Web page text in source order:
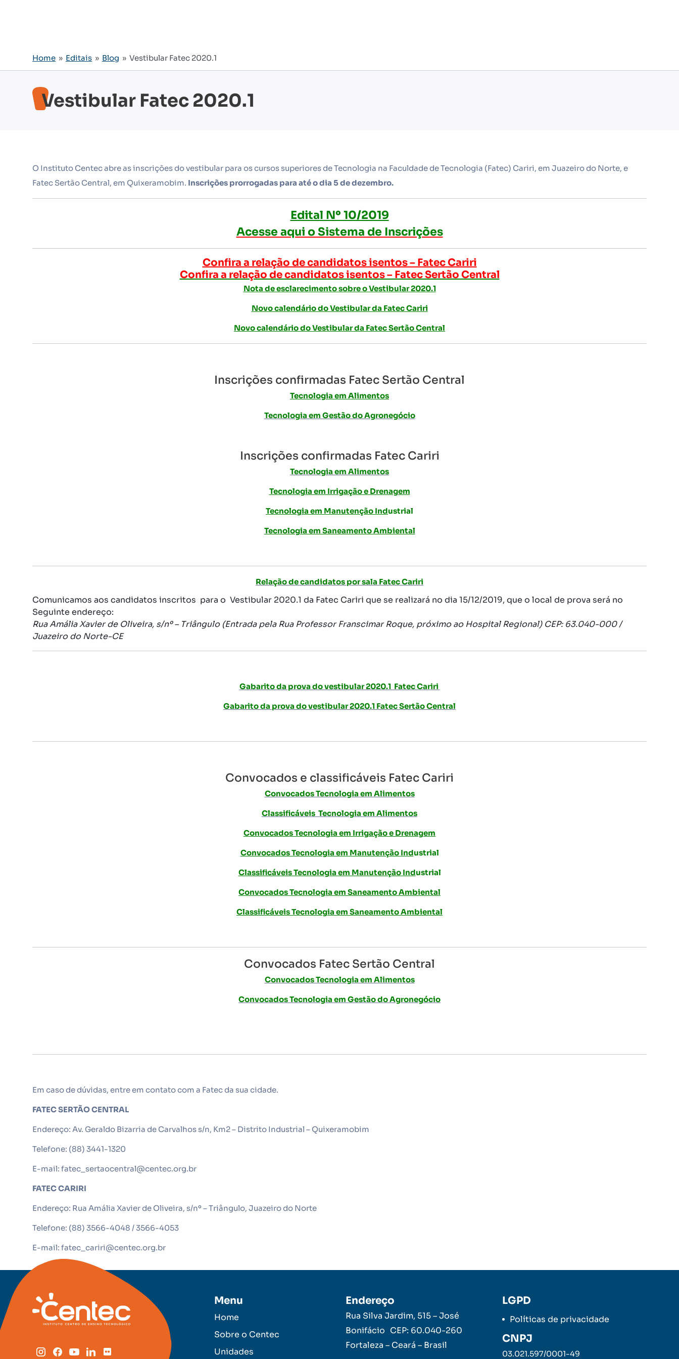
Home » Editais » Blog » Vestibular Fatec 2020.1
Vestibular Fatec 2020.1
O Instituto Centec abre as inscrições do vestibular para os cursos superiores de Tecnologia na Faculdade de Tecnologia (Fatec) Cariri, em Juazeiro do Norte, e
Fatec Sertão Central, em Quixeramobim. Inscrições prorrogadas para até o dia 5 de dezembro.
Edital Nº 10/2019
Acesse aqui o Sistema de Inscrições
Confira a relação de candidatos isentos – Fatec Cariri
Confira a relação de candidatos isentos – Fatec Sertão Central
Nota de esclarecimento sobre o Vestibular 2020.1
Novo calendário do Vestibular da Fatec Cariri
Novo calendário do Vestibular da Fatec Sertão Central
Inscrições confirmadas Fatec Sertão Central
Tecnologia em Alimentos
Tecnologia em Gestão do Agronegócio
Inscrições confirmadas Fatec Cariri
Tecnologia em Alimentos
Tecnologia em Irrigação e Drenagem
Tecnologia em Manutenção Industrial
Tecnologia em Saneamento Ambiental
Relação de candidatos por sala Fatec Cariri
Comunicamos aos candidatos inscritos para o Vestibular 2020.1 da Fatec Cariri que se realizará no dia 15/12/2019, que o local de prova será no
Seguinte endereço:
Rua Amália Xavier de Oliveira, s/nº – Triângulo (Entrada pela Rua Professor Franscimar Roque, próximo ao Hospital Regional) CEP: 63.040-000 /
Juazeiro do Norte-CE
Gabarito da prova do vestibular 2020.1 Fatec Cariri
Gabarito da prova do vestibular 2020.1 Fatec Sertão Central
Convocados e classificáveis Fatec Cariri
Convocados Tecnologia em Alimentos
Classificáveis Tecnologia em Alimentos
Convocados Tecnologia em Irrigação e Drenagem
Convocados Tecnologia em Manutenção Industrial
Classificáveis Tecnologia em Manutenção Industrial
Convocados Tecnologia em Saneamento Ambiental
Classificáveis Tecnologia em Saneamento Ambiental
Convocados Fatec Sertão Central
Convocados Tecnologia em Alimentos
Convocados Tecnologia em Gestão do Agronegócio
Em caso de dúvidas, entre em contato com a Fatec da sua cidade.
FATEC SERTÃO CENTRAL
Endereço: Av. Geraldo Bizarria de Carvalhos s/n, Km2 – Distrito Industrial – Quixeramobim
Telefone: (88) 3441-1320
E-mail: fatec_sertaocentral@centec.org.br
FATEC CARIRI
Endereço: Rua Amália Xavier de Oliveira, s/nº – Triângulo, Juazeiro do Norte
Telefone: (88) 3566-4048 / 3566-4053
E-mail: fatec_cariri@centec.org.br
Menu
Home
Sobre o Centec
Unidades
Endereço
Rua Silva Jardim, 515 – José
Bonifácio CEP: 60.040-260
Fortaleza – Ceará – Brasil
LGPD
Políticas de privacidade
CNPJ
03.021.597/0001-49